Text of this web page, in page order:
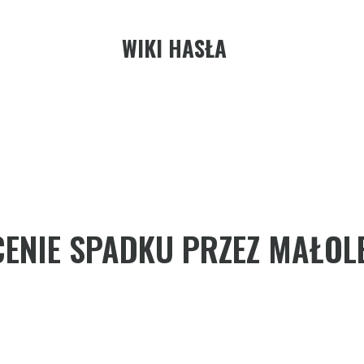
WIKI HASŁA
SPADKU PRZEZ